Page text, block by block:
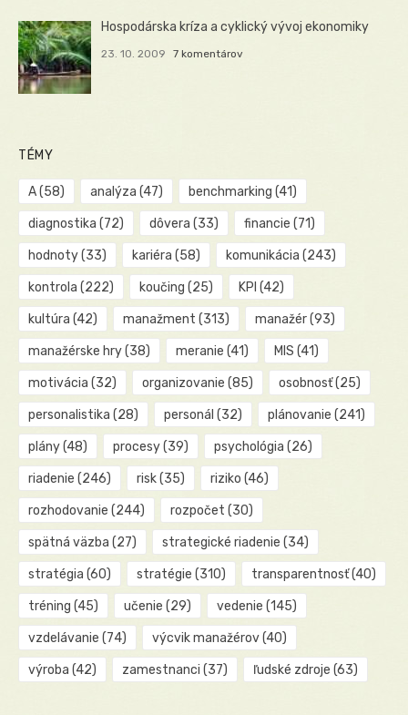
Hospodárska kríza a cyklický vývoj ekonomiky
23. 10. 2009 7 komentárov
TÉMY
A(58) analýza (47) benchmarking (41)
diagnostika (72) dôvera (33) financie (71)
hodnoty(33) kariéra (58) komunikácia (243)
kontrola (222) koučing (25) KPI (42)
kultúra (42) manažment (313) manažér(93)
manažérske hry(38) meranie (41) MIS (41)
motivácia (32) organizovanie (85) osobnosť(25)
personalistika (28) personál (32) plánovanie (241)
plány(48) procesy(39) psychológia (26)
riadenie (246) risk(35) riziko (46)
rozhodovanie (244) rozpočet (30)
spätná väzba (27) strategické riadenie (34)
stratégia (60) stratégie (310) transparentnosť(40)
tréning (45) učenie (29) vedenie (145)
vzdelávanie (74) výcvik manažérov(40)
výroba (42) zamestnanci (37) ľudské zdroje (63)